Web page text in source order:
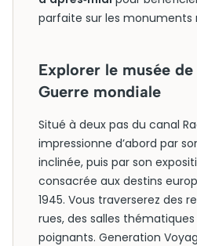
parfaite sur les monuments
Explorer le musée
Guerre mondiale
Situé à deux pas du canal
impressionne d’abord par
inclinée, puis par son
consacrée aux destins
1945. Vous traverserez des
rues, des salles
poignants. Generation